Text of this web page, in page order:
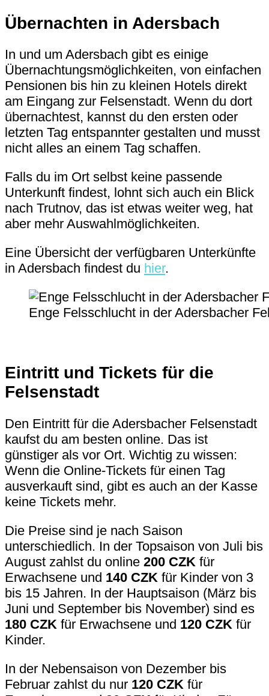
Übernachten in Adersbach
In und um Adersbach gibt es einige
Übernachtungsmöglichkeiten, von einfachen
Pensionen bis hin zu kleinen Hotels direkt
am Eingang zur Felsenstadt. Wenn du dort
übernachtest, kannst du den ersten oder
letzten Tag entspannter gestalten und musst
nicht alles an einem Tag schaffen.
Falls du im Ort selbst keine passende
Unterkunft findest, lohnt sich auch ein Blick
nach Trutnov, das ist etwas weiter weg, hat
aber mehr Auswahlmöglichkeiten.
Eine Übersicht der verfügbaren Unterkünfte
in Adersbach findest du hier.
Enge Felsschlucht in der Adersbacher
Eintritt und Tickets für die
Felsenstadt
Den Eintritt für die Adersbacher Felsenstadt
kaufst du am besten online. Das ist
günstiger als vor Ort. Wichtig zu wissen:
Wenn die Online-Tickets für einen Tag
ausverkauft sind, gibt es auch an der Kasse
keine Tickets mehr.
Die Preise sind je nach Saison
unterschiedlich. In der Topsaison von Juli bis
August zahlst du online 200 CZK für
Erwachsene und 140 CZK für Kinder von 3
bis 15 Jahren. In der Hauptsaison (März bis
Juni und September bis November) sind es
180 CZK für Erwachsene und 120 CZK für
Kinder.
In der Nebensaison von Dezember bis
Februar zahlst du nur 120 CZK für